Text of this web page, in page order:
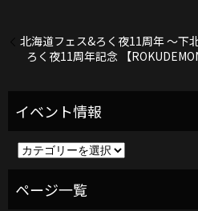
北海道フェス&ろく夜11周年 〜下
ろく夜11周年記念 【
ト